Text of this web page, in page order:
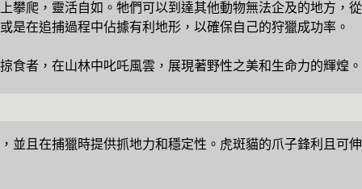
攀爬，靈活自如。牠們可以到達其他動物無法企及的地方，從
在追捕過程中佔據有利地形，以確保自己的狩獵成功率。
者，在山林中叱吒風雲，展現著野性之美和生命力的輝煌。
並且在捕獵時提供抓地力和穩定性。虎斑貓的爪子鋒利且可伸